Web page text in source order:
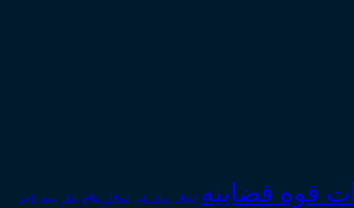
قوه قضاییه انتقال_مال_غیر انحلال_نکاح بانک بیمه تاجر